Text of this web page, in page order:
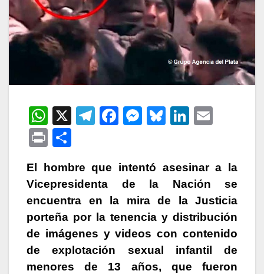
W
h
at
s
A
p
p
X
T
gr
a
m
F
e
b
o
o
k
M
s
e
n
g
er
Bl
s
k
y
Li
e
dI
n
P
nt m
p
ar
tir
El hombre que intentó asesinar a la
Vicepresidenta de la Nación se
encuentra en la mira de la Justicia
porteña por la tenencia y distribución
de imágenes y videos con contenido
de explotación sexual infantil de
menores de 13 años, que fueron